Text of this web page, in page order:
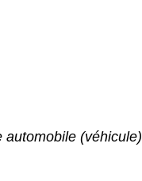
automobile (véhicule)